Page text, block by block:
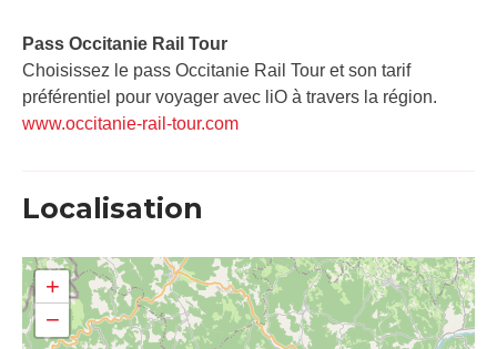
Pass Occitanie Rail Tour​
Choisissez le pass Occitanie Rail Tour et son tarif
préférentiel pour voyager avec liO à travers la région.
www.occitanie-rail-tour.com
Localisation
+
−